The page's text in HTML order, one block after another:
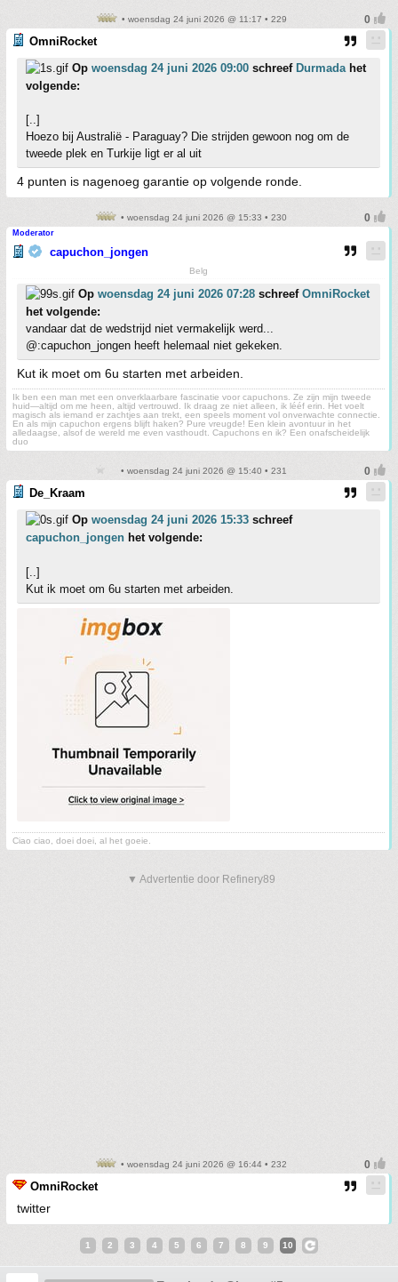
• woensdag 24 juni 2026 @ 11:17 • 229
OmniRocket
Op woensdag 24 juni 2026 09:00 schreef Durmadahet
volgende:
[..]
Hoezo bij Australië - Paraguay? Die strijden gewoon nog om de
tweede plek en Turkije ligt er al uit
4 punten is nagenoeg garantie op volgende ronde.
• woensdag 24 juni 2026 @ 15:33 • 230
Moderator
capuchon_jongen
Belg
Op woensdag 24 juni 2026 07:28 schreef OmniRocket
het volgende:
vandaar dat de wedstrijd niet vermakelijk werd...
@:capuchon_jongen heeft helemaal niet gekeken.
Kut ik moet om 6u starten met arbeiden.
Ik ben een man met een onverklaarbare fascinatie voor capuchons. Ze zijn mijn tweede
huid—altijd om me heen, altijd vertrouwd. Ik draag ze niet alleen, ik lééf erin. Het voelt
magisch als iemand er zachtjes aan trekt, een speels moment vol onverwachte connectie.
En als mijn capuchon ergens blijft haken? Pure vreugde! Een klein avontuur in het
alledaagse, alsof de wereld me even vasthoudt. Capuchons en ik? Een onafscheidelijk
duo
• woensdag 24 juni 2026 @ 15:40 • 231
De_Kraam
Op woensdag 24 juni 2026 15:33 schreef
capuchon_jongen het volgende:
[..]
Kut ik moet om 6u starten met arbeiden.
Ciao ciao, doei doei, al het goeie.
▼ Advertentie door Refinery89
• woensdag 24 juni 2026 @ 16:44 • 232
OmniRocket
twitter
1 2 3 4 5 6 7 8 9 10